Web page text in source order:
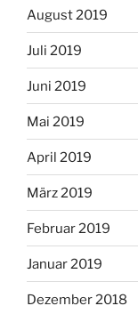
August 2019
Juli 2019
Juni 2019
Mai 2019
April 2019
März 2019
Februar 2019
Januar 2019
Dezember 2018